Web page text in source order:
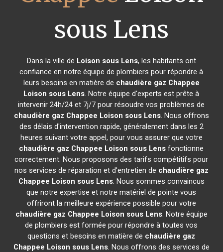
sous Lens
Dans la ville de Loison sous Lens, les habitants ont
confiance en notre équipe de plombiers pour répondre à
leurs besoins en matière de chaudière gaz Chappee
Loison sous Lens. Notre équipe d'experts est prête à
intervenir 24h/24 et 7j/7 pour résoudre vos problèmes de
chaudière gaz Chappee Loison sous Lens. Nous offrons
des délais d'intervention rapide, généralement dans les 2
heures suivant votre appel, pour vous assurer que votre
chaudière gaz Chappee Loison sous Lens fonctionne
correctement. Nous proposons des tarifs compétitifs pour
nos services de réparation et d'entretien de chaudière gaz
Chappee Loison sous Lens. Nous sommes convaincus
que notre expertise et notre matériel de pointe vous
offriront la meilleure expérience possible pour votre
chaudière gaz Chappee Loison sous Lens. Notre équipe
de plombiers est formée pour répondre à toutes vos
questions et besoins en matière de chaudière gaz
Chappee Loison sous Lens. Nous offrons des services de